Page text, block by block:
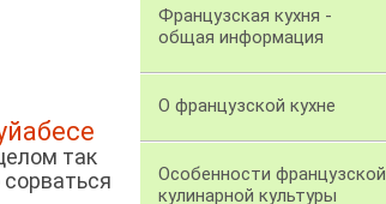
так
Французская кухня -
общая информация
О французской кухне
Особенности французской
кулинарной культуры